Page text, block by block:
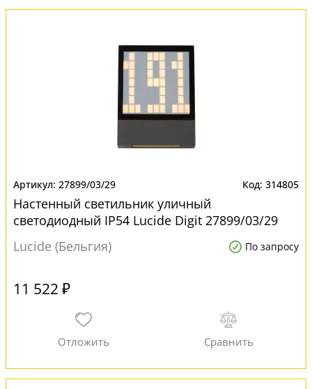
27899/03/29 314805
Настенный светильник уличный
светодиодный IP54 Lucide Digit 27899/03/29
серый
Lucide (Бельгия) По запросу
11 522 ₽